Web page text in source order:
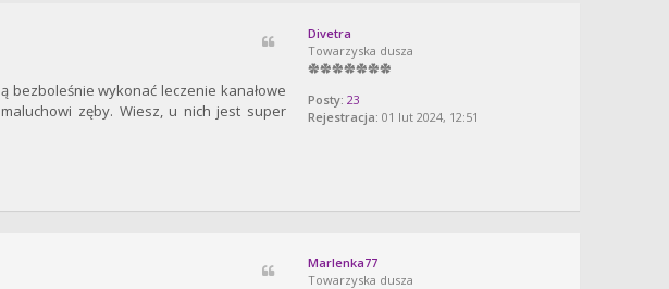
Divetra
Towarzyska dusza
Posty: 23
Rejestracja: 01 lut 2024, 12:51
wykonać leczenie kanałowe
zęby. Wiesz, u nich jest super
Marlenka77
Towarzyska dusza